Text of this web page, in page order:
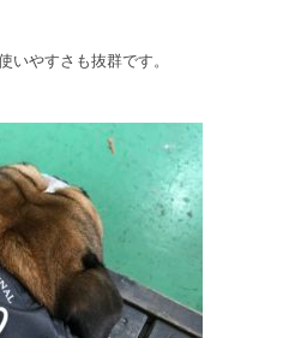
いやすさも抜群です。